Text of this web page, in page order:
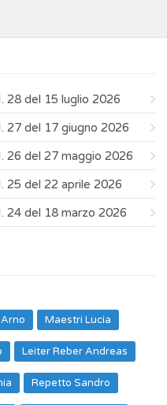
28 del 15 luglio 2026
27 del 17 giugno 2026
26 del 27 maggio 2026
25 del 22 aprile 2026
24 del 18 marzo 2026
Maestri Lucia
Leiter Reber Andreas
Repetto Sandro